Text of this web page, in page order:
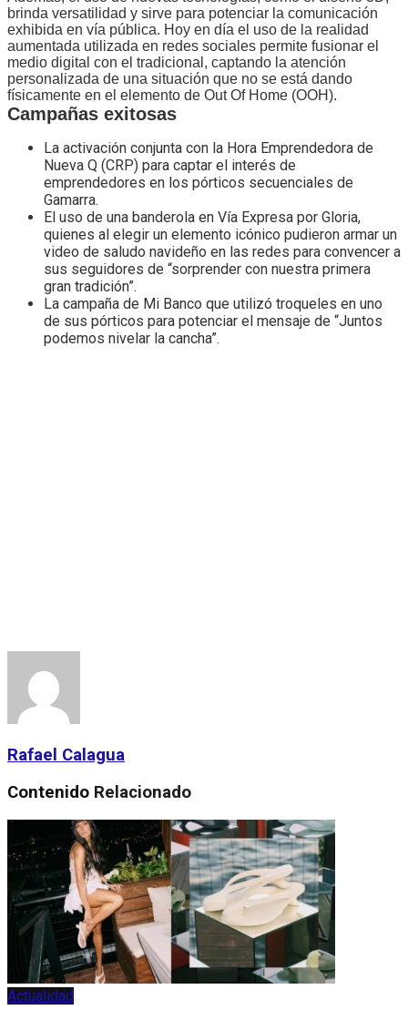
brinda versatilidad y sirve para potenciar la comunicación
exhibida en vía pública. Hoy en día el uso de la realidad
aumentada utilizada en redes sociales permite fusionar el
medio digital con el tradicional, captando la atención
personalizada de una situación que no se está dando
físicamente en el elemento de Out Of Home (OOH).
Campañas exitosas
La activación conjunta con la Hora Emprendedora de
Nueva Q (CRP) para captar el interés de
emprendedores en los pórticos secuenciales de
Gamarra.
El uso de una banderola en Vía Expresa por Gloria,
quienes al elegir un elemento icónico pudieron armar un
video de saludo navideño en las redes para convencer a
sus seguidores de “sorprender con nuestra primera
gran tradición”.
La campaña de Mi Banco que utilizó troqueles en uno
de sus pórticos para potenciar el mensaje de “Juntos
podemos nivelar la cancha”.
Rafael Calagua
Contenido Relacionado
Actualidad